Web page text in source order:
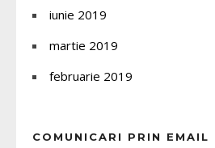
iunie 2019
martie 2019
februarie 2019
COMUNICARI PRIN EMAIL